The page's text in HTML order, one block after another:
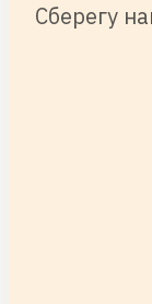
Сберегу